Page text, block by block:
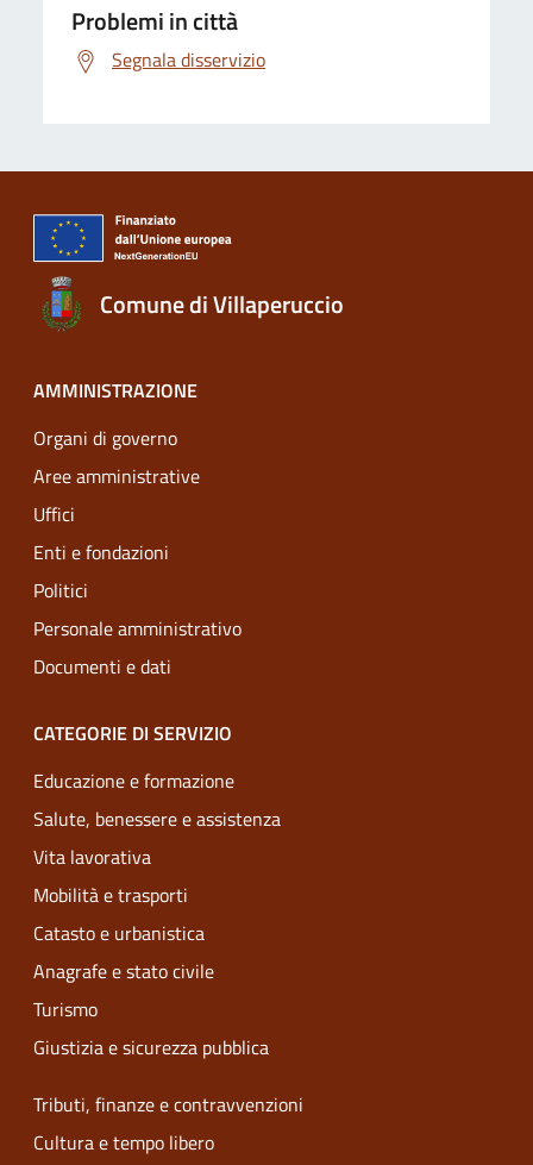
Problemi in città
Segnala disservizio
Comune di Villaperuccio
AMMINISTRAZIONE
Organi di governo
Aree amministrative
Uffici
Enti e fondazioni
Politici
Personale amministrativo
Documenti e dati
CATEGORIE DI SERVIZIO
Educazione e formazione
Salute, benessere e assistenza
Vita lavorativa
Mobilità e trasporti
Catasto e urbanistica
Anagrafe e stato civile
Turismo
Giustizia e sicurezza pubblica
Tributi, finanze e contravvenzioni
Cultura e tempo libero